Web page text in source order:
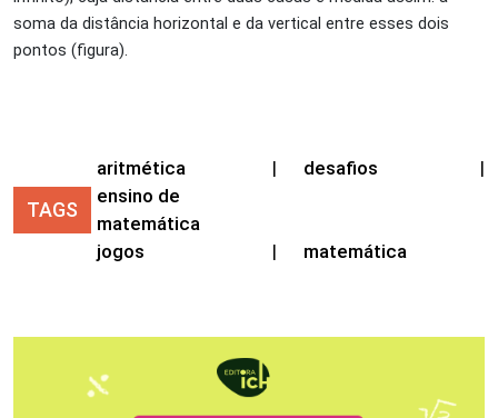
soma da distância horizontal e da vertical entre esses dois
pontos (figura).
TAGS
aritmética | desafios
|
ensino de
matemática
jogos
| matemática